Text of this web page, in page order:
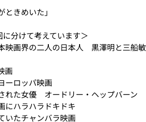
きめいた」
分けて考えています＞
映画界の二人の日本人 黒澤明と三船敏
画
ーロッパ映画
れた女優 オードリー・ヘップバーン
ハラハラドキドキ
たチャンバラ映画